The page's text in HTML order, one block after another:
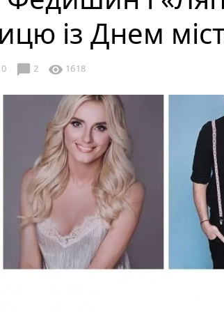
із Днем
0 chat_bubble 2 visibility 1618